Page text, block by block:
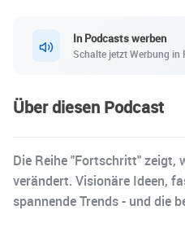
In Podcasts werben
Schalte jetzt Werbung in
Über diesen Podcast
Die Reihe "Fortschritt" zeigt,
verändert. Visionäre Ideen,
spannende Trends - und die